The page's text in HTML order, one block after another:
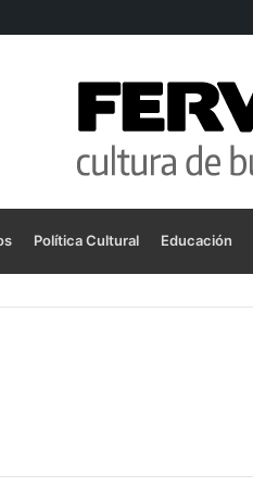
Política Cultural Educación